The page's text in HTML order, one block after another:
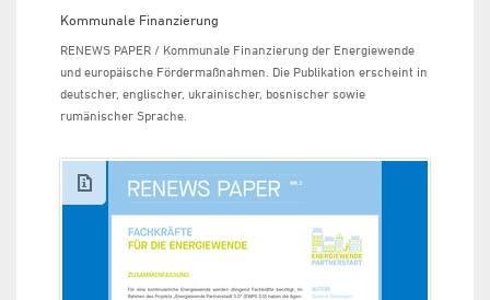
Kommunale Finanzierung
RENEWS PAPER / Kommunale Finanzierung der Energiewende
und europäische Fördermaßnahmen. Die Publikation erscheint in
deutscher, englischer, ukrainischer, bosnischer sowie
rumänischer Sprache.